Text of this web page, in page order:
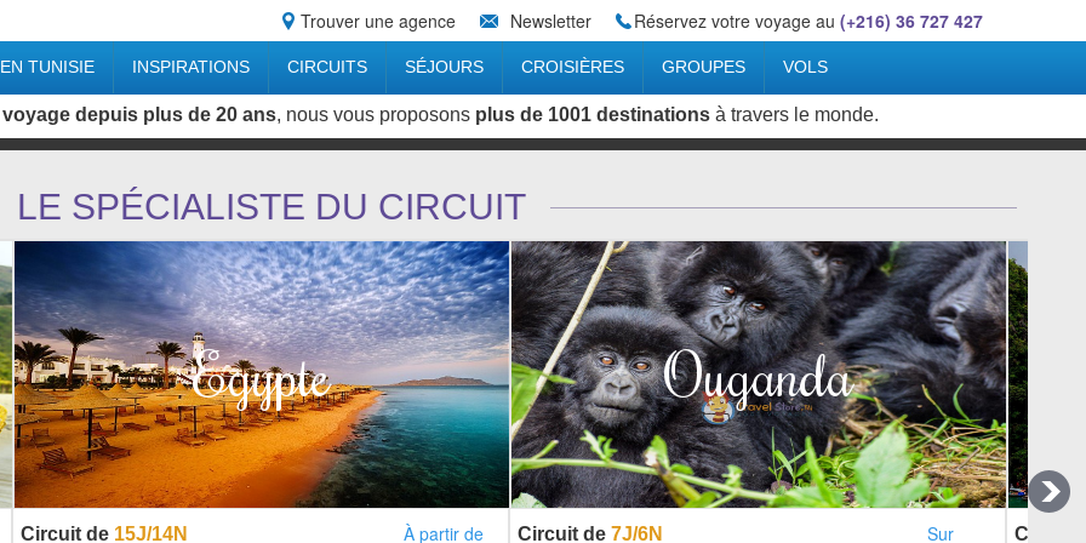
Trouver une agence Newsletter Réservez votre voyage au (+216) 36 727 427
TUNISIE INSPIRATIONS CIRCUITS SÉJOURS CROISIÈRES GROUPES VOLS
depuis plus de 20 ans, nous vous proposons plus de 1001 destinations à travers le monde.
RECHERCHERUNE DESTINATION
CRÉEZ VOTRE VOYAGE
PARTIR ?
LE SPÉCIALISTE DU CIRCUIT
Egypte
Circuit de 15J/14N À partir de
Ouganda
Circuit de 7J/6N
Sur
Circuit